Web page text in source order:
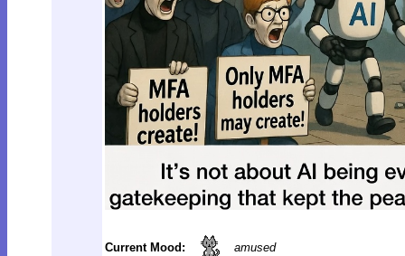
Current Mood: amused